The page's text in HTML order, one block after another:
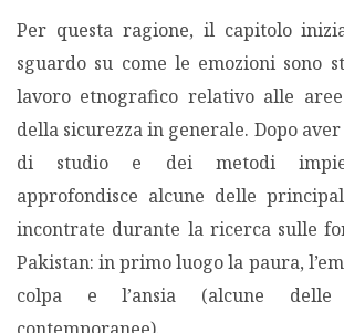
Per questa ragione, il capitolo
sguardo su come le emozioni sono
lavoro etnografico relativo alle
della sicurezza in generale. Dopo
di studio e dei metodi
approfondisce alcune delle
incontrate durante la ricerca sulle
Pakistan: in primo luogo la paura,
colpa e l’ansia (alcune delle